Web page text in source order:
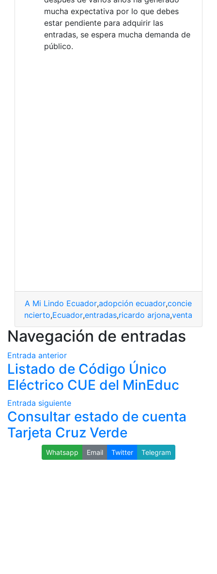
mucha expectativa por lo que debes
estar pendiente para adquirir las
entradas, se espera mucha demanda de
público.
A Mi Lindo Ecuador,adopción ecuador,concierto
concierto,Ecuador,entradas,ricardo arjona,venta
Navegación de entradas
Entrada anterior
Listado de Código Único
Eléctrico CUE del MinEduc
Entrada siguiente
Consultar estado de cuenta
Tarjeta Cruz Verde
Whatsapp Email Twitter Telegram